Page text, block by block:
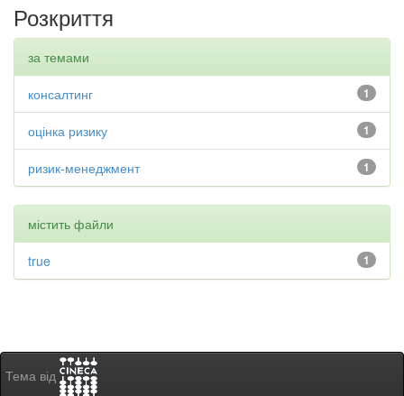
Розкриття
за темами
1
консалтинг
1
оцінка ризику
1
ризик-менеджмент
містить файли
1
true
Тема від